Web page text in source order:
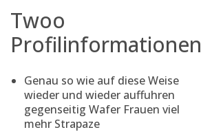
Twoo
Profilinformationen
Genau so wie auf diese Weise
wieder und wieder auffuhren
gegenseitig Wafer Frauen viel
mehr Strapaze